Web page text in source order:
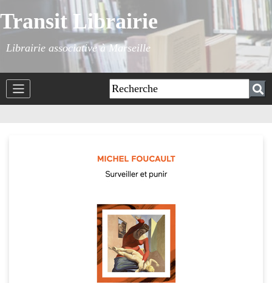
Transit Librairie
Librairie associative à Marseille